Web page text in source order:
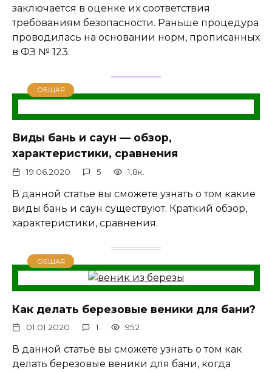
заключается в оценке их соответствия
требованиям безопасности. Раньше процедура
проводилась на основании норм, прописанных
в ФЗ № 123.
ОБЩАЯ
Виды бань и саун — обзор,
характеристики, сравнения
19.06.2020 5 1.8к.
В данной статье вы сможете узнать о том какие
виды бань и саун существуют. Краткий обзор,
характеристики, сравнения.
ОБЩАЯ
Как делать березовые веники для бани?
01.01.2020 1 952
В данной статье вы сможете узнать о том как
делать березовые веники для бани, когда